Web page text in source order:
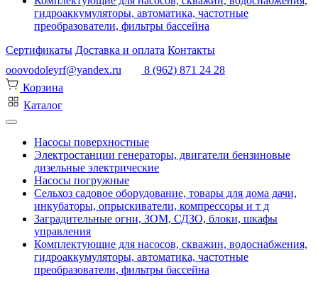
гидроаккумуляторы, автоматика, частотные
преобразователи, фильтры бассейна
Сертификаты Доставка и оплата Контакты
ooovodoleyrf@yandex.ru
8 (962) 871 24 28
Корзина
Каталог
Насосы поверхностные
Электростанции генераторы, двигатели бензиновые
дизельные электрические
Насосы погружные
Сельхоз садовое оборудование, товары для дома дачи,
инкубаторы, опрыскиватели, компрессоры и т д
Заградительные огни, ЗОМ, СДЗО, блоки, шкафы
управления
Комплектующие для насосов, скважин, водоснабжения,
гидроаккумуляторы, автоматика, частотные
преобразователи, фильтры бассейна